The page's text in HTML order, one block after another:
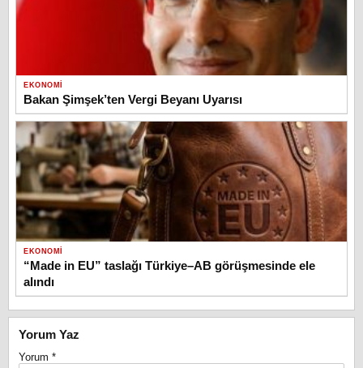
EKONOMI
Bakan Şimşek’ten Vergi Beyanı Uyarısı
EKONOMI
“Made in EU” taslağı Türkiye–AB görüşmesinde ele
alındı
Yorum Yaz
Yorum *